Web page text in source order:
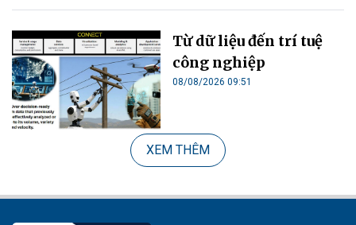
Từ dữ liệu đến trí tuệ
công nghiệp
08/08/2026 09:51
XEM THÊM